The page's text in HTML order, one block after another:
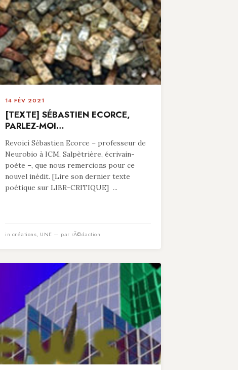
14 FÉV 2021
[TEXTE] SÉBASTIEN ECORCE,
PARLEZ-MOI…
Revoici Sébastien Ecorce – professeur de
Neurobio à ICM, Salpètrière, écrivain-
poète –, que nous remercions pour ce
nouvel inédit. [Lire son dernier texte
poétique sur LIBR-CRITIQUE] ...
in créations, UNE — par rÃ©daction